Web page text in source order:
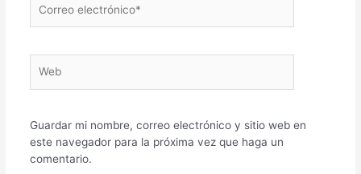
electrónico*
Guardar mi nombre, correo electrónico y sitio web en
este navegador para la próxima vez que haga un
comentario.